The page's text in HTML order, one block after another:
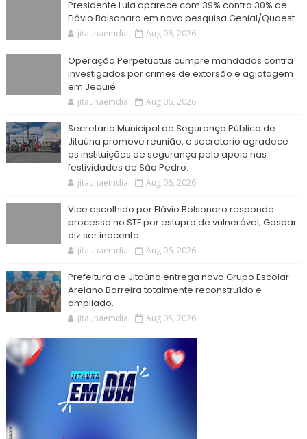
Presidente Lula aparece com 39% contra 30% de
Flávio Bolsonaro em nova pesquisa Genial/Quaest
jitaunaemdia Aug 06, 2026
Operação Perpetuatus cumpre mandados contra
investigados por crimes de extorsão e agiotagem
em Jequié
jitaunaemdia Aug 06, 2026
Secretaria Municipal de Segurança Pública de
Jitaúna promove reunião, e secretario agradece
as instituições de segurança pelo apoio nas
festividades de São Pedro.
jitaunaemdia Aug 06, 2026
Vice escolhido por Flávio Bolsonaro responde
processo no STF por estupro de vulnerável; Gaspar
diz ser inocente
jitaunaemdia Aug 06, 2026
Prefeitura de Jitaúna entrega novo Grupo Escolar
Arelano Barreira totalmente reconstruído e
ampliado.
jitaunaemdia Aug 05, 2026